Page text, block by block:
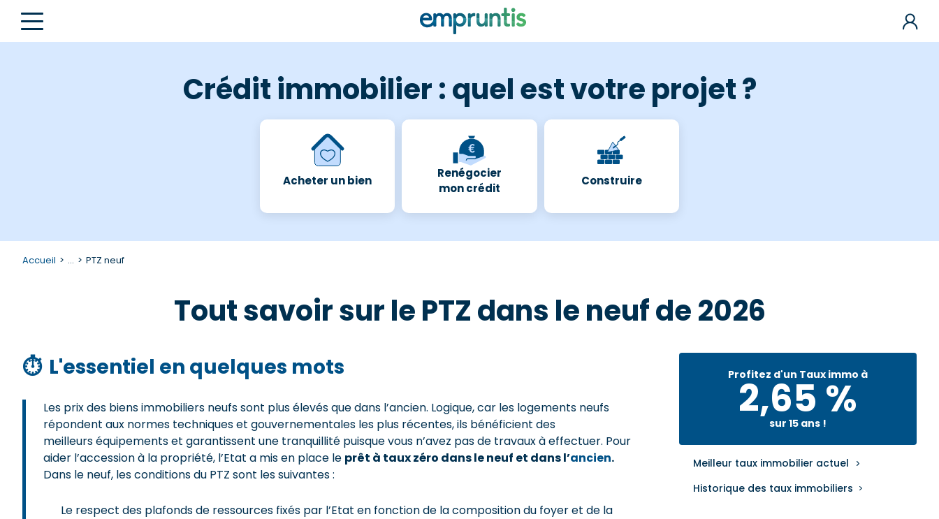
Crédit immobilier : quel est votre projet ?
Acheter un bien
Renégocier
mon crédit
Construire
Accueil ... PTZ neuf
Tout savoir sur le PTZ dans le neuf de 2026
⏱ L'essentiel en quelques mots
Les prix des biens immobiliers neufs sont plus élevés que dans l’ancien. Logique, car les logements neufs
répondent aux normes techniques et gouvernementales les plus récentes, ils bénéficient des
meilleurs équipements et garantissent une tranquillité puisque vous n’avez pas de travaux à effectuer. Pour
aider l’accession à la propriété, l’Etat a mis en place le prêt à taux zéro dans le neuf et dans l’ancien.
Dans le neuf, les conditions du PTZ sont les suivantes :
Le respect des plafonds de ressources fixés par l’Etat en fonction de la composition du foyer et de la
Profitez d'un Taux immo à
2,65 %
sur 15 ans !
Meilleur taux immobilier actuel
Historique des taux immobiliers